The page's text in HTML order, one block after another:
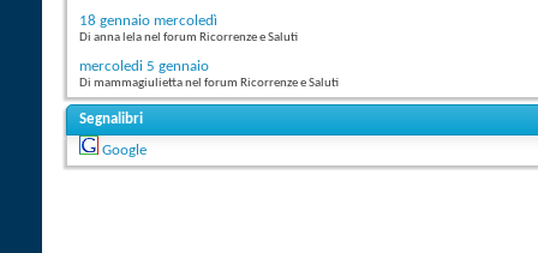
18 gennaio mercoledì
Di anna lela nel forum Ricorrenze e Saluti
mercoledi 5 gennaio
Di mammagiulietta nel forum Ricorrenze e Saluti
Segnalibri
Google